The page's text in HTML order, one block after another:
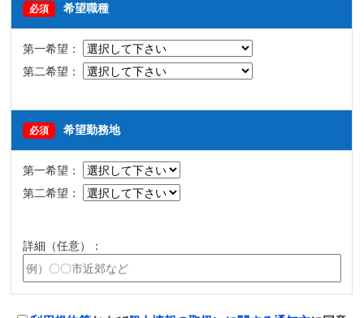
必須 希望職種
第一希望：
第二希望：
必須 希望勤務地
第一希望：
第二希望：
詳細（任意）：